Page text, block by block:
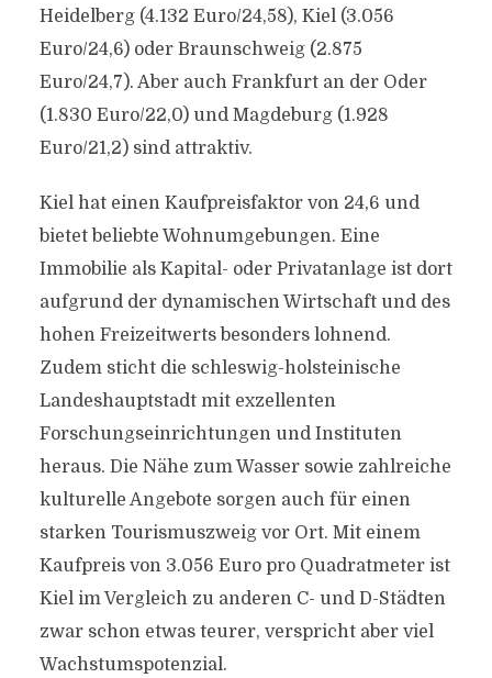
Heidelberg (4.132 Euro/24,58), Kiel (3.056
Euro/24,6) oder Braunschweig (2.875
Euro/24,7). Aber auch Frankfurt an der Oder
(1.830 Euro/22,0) und Magdeburg (1.928
Euro/21,2) sind attraktiv.
Kiel hat einen Kaufpreisfaktor von 24,6 und
bietet beliebte Wohnumgebungen. Eine
Immobilie als Kapital- oder Privatanlage ist dort
aufgrund der dynamischen Wirtschaft und des
hohen Freizeitwerts besonders lohnend.
Zudem sticht die schleswig-holsteinische
Landeshauptstadt mit exzellenten
Forschungseinrichtungen und Instituten
heraus. Die Nähe zum Wasser sowie zahlreiche
kulturelle Angebote sorgen auch für einen
starken Tourismuszweig vor Ort. Mit einem
Kaufpreis von 3.056 Euro pro Quadratmeter ist
Kiel im Vergleich zu anderen C- und D-Städten
zwar schon etwas teurer, verspricht aber viel
Wachstumspotenzial.